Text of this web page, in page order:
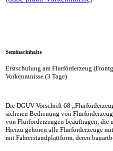
Seminarinhalte
Erstschulung am Flurförderzeug
Vorkenntnisse (3 Tage)
Die DGUV Vorschrift 68
sicheren Bedienung von
von Flurförderzeugen beauftragen, die
Hierzu gehören alle Flurförderzeuge
mit Fahrerstandplattform, deren